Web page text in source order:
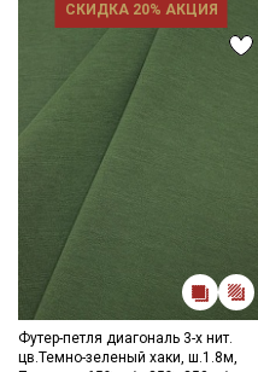
СКИДКА 20% АКЦИЯ
Футер-петля диагональ 3-х нит.
цв.Темно-зеленый хаки, ш.1.8м,